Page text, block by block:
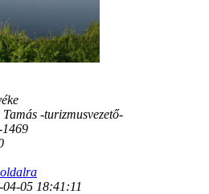
-turizmusvezető-
1469
05 18:41:11